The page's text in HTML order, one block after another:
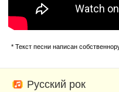
* Текст песни написан
Русский рок